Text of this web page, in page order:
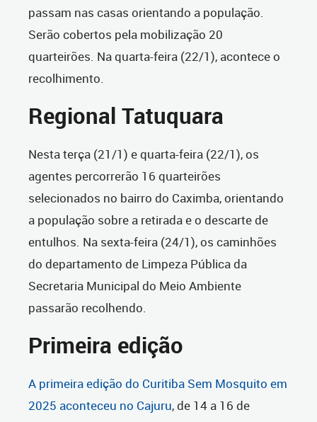
passam nas casas orientando a população.
Serão cobertos pela mobilização 20
quarteirões. Na quarta-feira (22/1), acontece o
recolhimento.
Regional Tatuquara
Nesta terça (21/1) e quarta-feira (22/1), os
agentes percorrerão 16 quarteirões
selecionados no bairro do Caximba, orientando
a população sobre a retirada e o descarte de
entulhos. Na sexta-feira (24/1), os caminhões
do departamento de Limpeza Pública da
Secretaria Municipal do Meio Ambiente
passarão recolhendo.
Primeira edição
A primeira edição do Curitiba Sem Mosquito em
2025 aconteceu no Cajuru, de 14 a 16 de